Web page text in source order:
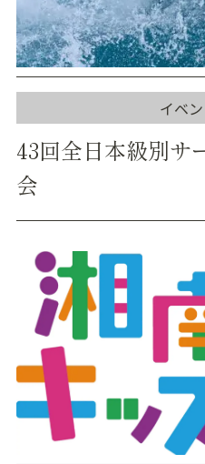
イベ
43回全日本級別サ
会